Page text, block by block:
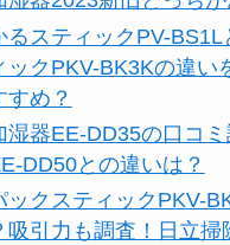
るスティックPV-BS1L
ックPKV-BK3Kの違い
すめ？
湿器EE-DD35の口コミ
DD50との違いは？
ックスティックPKV-
吸引力も調査！日立掃